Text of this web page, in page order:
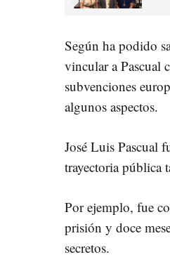
Según ha podido
vincular a Pascual
subvenciones
algunos aspectos.
José Luis Pascual
trayectoria pública
Por ejemplo, fue
prisión y doce
secretos.